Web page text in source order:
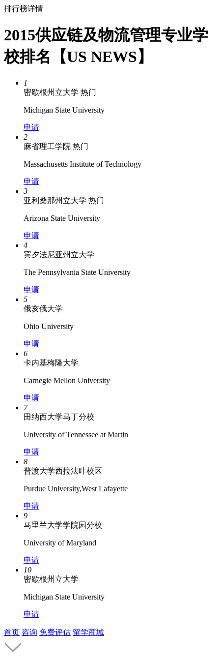
排行榜详情
2015供应链及物流管理专业学
校排名【US NEWS】
1
密歇根州立大学 热门
Michigan State University
申请
2
麻省理工学院 热门
Massachusetts Institute of Technology
申请
3
亚利桑那州立大学 热门
Arizona State University
申请
4
宾夕法尼亚州立大学
The Pennsylvania State University
申请
5
俄亥俄大学
Ohio University
申请
6
卡内基梅隆大学
Carnegie Mellon University
申请
7
田纳西大学马丁分校
University of Tennessee at Martin
申请
8
普渡大学西拉法叶校区
Purdue University,West Lafayette
申请
9
马里兰大学学院园分校
University of Maryland
申请
10
密歇根州立大学
Michigan State University
申请
首页 咨询 免费评估 留学商城